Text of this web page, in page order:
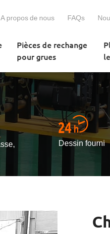
A propos de nous FAQs
Pièces de rechange
pour grues
Dessin fourni